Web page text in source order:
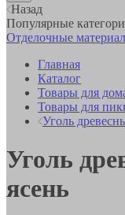
Назад
Популярные
Отделочные
Главная
Каталог
Товары для
Товары для
Уголь
Уголь
ясень